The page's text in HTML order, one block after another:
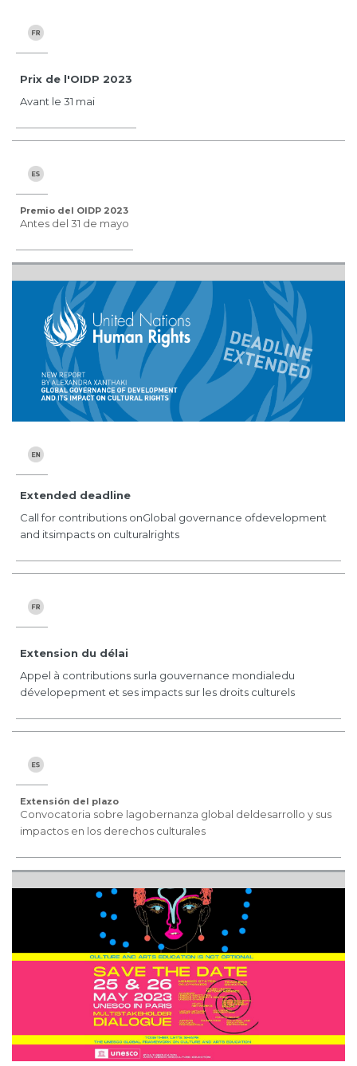
Prix de l'OIDP 2023
Avant le 31 mai
Premio del OIDP 2023
Antes del 31 de mayo
Extended deadline
Call for contributions onGlobal governance ofdevelopment
and itsimpacts on culturalrights
Extension du délai
Appel à contributions surla gouvernance mondialedu
dévelopepment et ses impacts sur les droits culturels
Extensión del plazo
Convocatoria sobre lagobernanza global deldesarrollo y sus
impactos en los derechos culturales